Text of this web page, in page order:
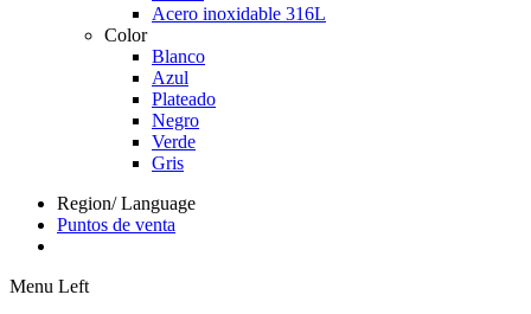
Acero inoxidable 316L
Color
Blanco
Azul
Plateado
Negro
Verde
Gris
Region/ Language
Puntos de venta
Menu Left